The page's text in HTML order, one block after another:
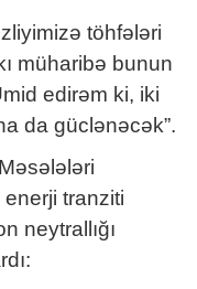
töhfələri
müharibə bunun
edirəm ki, iki
da güclənəcək”.
tranziti
neytrallığı